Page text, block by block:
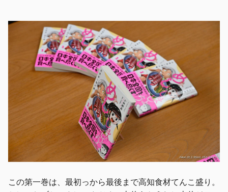
この第一巻は、最初っから最後まで高知食材てんこ盛り。